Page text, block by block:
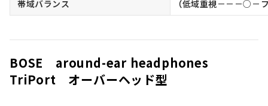
帯域バランス
（低域重視－－－○－
BOSE around-ear headphones
TriPort オーバーヘッド型